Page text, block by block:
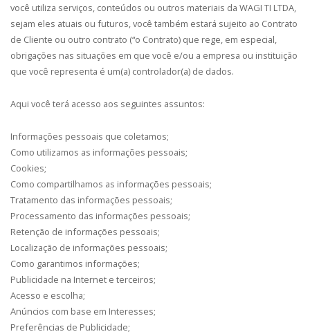
você utiliza serviços, conteúdos ou outros materiais da WAGI TI LTDA,
sejam eles atuais ou futuros, você também estará sujeito ao Contrato
de Cliente ou outro contrato (“o Contrato) que rege, em especial,
obrigações nas situações em que você e/ou a empresa ou instituição
que você representa é um(a) controlador(a) de dados.
Aqui você terá acesso aos seguintes assuntos:
Informações pessoais que coletamos;
Como utilizamos as informações pessoais;
Cookies;
Como compartilhamos as informações pessoais;
Tratamento das informações pessoais;
Processamento das informações pessoais;
Retenção de informações pessoais;
Localização de informações pessoais;
Como garantimos informações;
Publicidade na Internet e terceiros;
Acesso e escolha;
Anúncios com base em Interesses;
Preferências de Publicidade;